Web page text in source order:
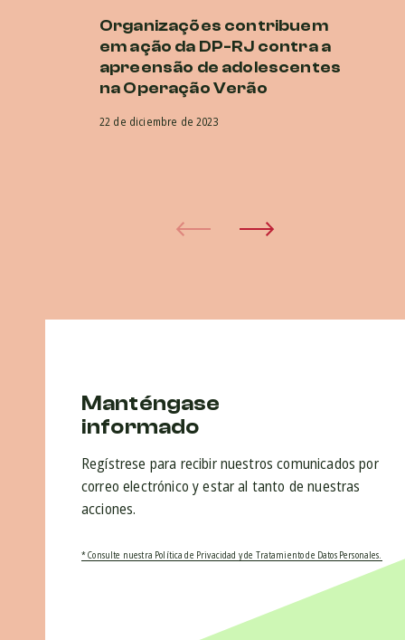
Organizações contribuem
em ação da DP-RJ contra a
apreensão de adolescentes
na Operação Verão
22 de diciembre de 2023
Manténgase
informado
Regístrese para recibir nuestros comunicados por
correo electrónico y estar al tanto de nuestras
acciones.
* Consulte nuestra Política de Privacidad y de Tratamiento de Datos Personales.